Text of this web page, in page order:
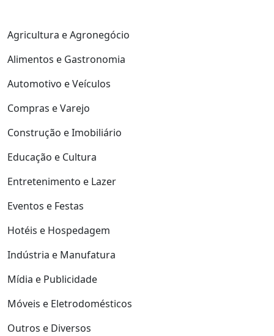
Agricultura e Agronegócio
Alimentos e Gastronomia
Automotivo e Veículos
Compras e Varejo
Construção e Imobiliário
Educação e Cultura
Entretenimento e Lazer
Eventos e Festas
Hotéis e Hospedagem
Indústria e Manufatura
Mídia e Publicidade
Móveis e Eletrodomésticos
Outros e Diversos